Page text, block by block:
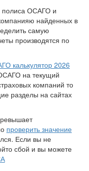
полиса ОСАГО и
найденных в
самую
производятся по
калькулятор 2026
на текущий
компаний то
разделы на сайтах
проверить значение
Если вы не
сбой и вы можете